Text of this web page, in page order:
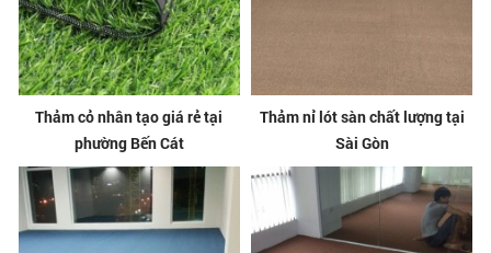
Thảm cỏ nhân tạo giá rẻ tại
phường Bến Cát
Thảm nỉ lót sàn chất lượng tại
Sài Gòn